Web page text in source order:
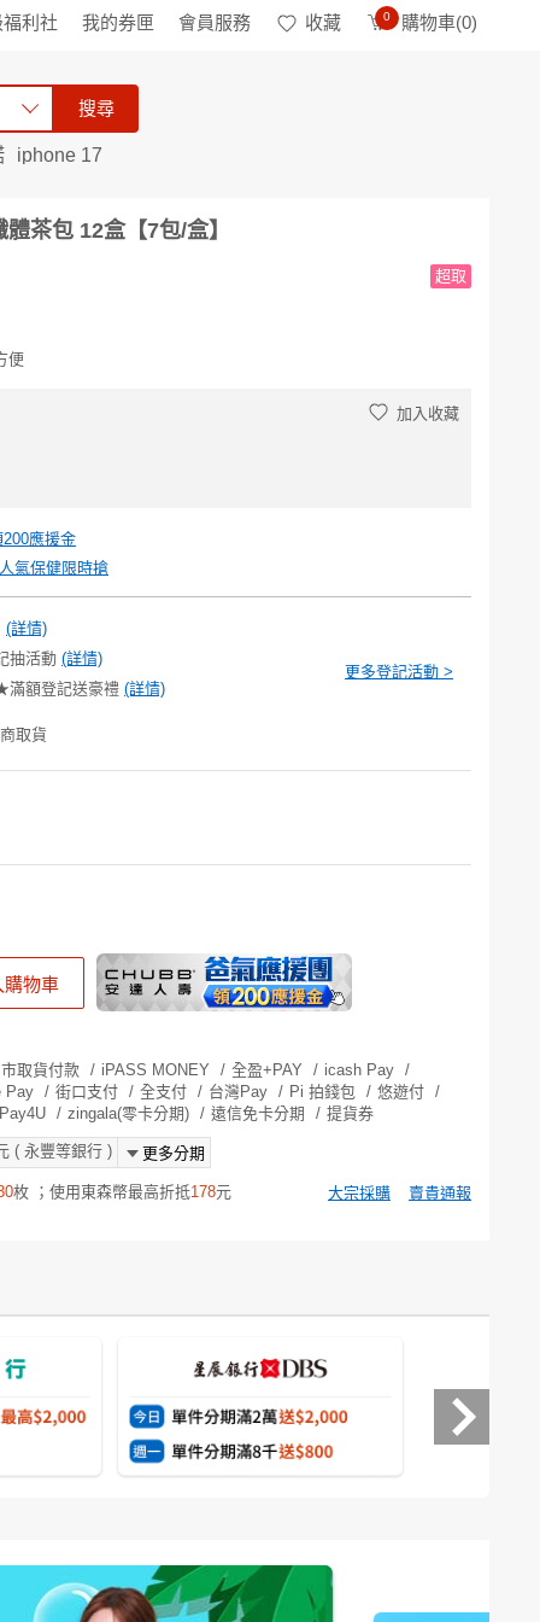
利社 我的券匣 會員服務 收藏 0 購物車(0)
搜尋
iphone 17
茶包 12盒【7包/盒】
超取
便
加入收藏
應援金
氣保健限時搶
(詳情)
抽活動 (詳情)
滿額登記送豪禮 (詳情)
更多登記活動 >
取貨
購物車
取貨付款 / iPASS MONEY / 全盈+PAY / icash Pay /
Pay / 街口支付 / 全支付 / 台灣Pay / Pi 拍錢包 / 悠遊付 /
Pay4U / zingala(零卡分期) / 遠信免卡分期 / 提貨券
( 永豐等銀行 ) 更多分期
枚 ；使用東森幣最高折抵178元 大宗採購 賣貴通報